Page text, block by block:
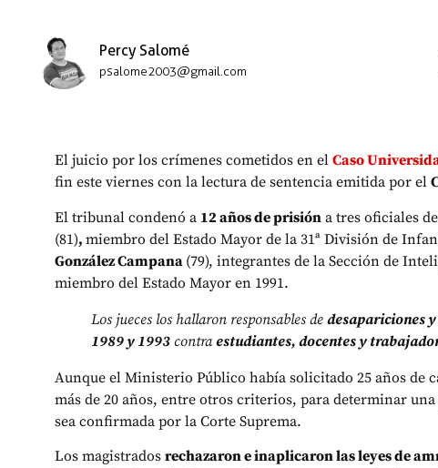
Percy Salomé
psalome2003@gmail.com
El juicio por los crímenes cometidos en el Caso
fin este viernes con la lectura de sentencia emitida por el
El tribunal condenó a 12 años de prisión a tres oficiales
(81), miembro del Estado Mayor de la 31ª División de
González Campana (79), integrantes de la Sección de
miembro del Estado Mayor en 1991.
Los jueces los hallaron responsables de desapariciones
1989 y 1993 contraestudiantes, docentes y
Aunque el Ministerio Público había solicitado 25 años
más de 20 años, entre otros criterios, para determinar
sea confirmada por la Corte Suprema.
Los magistrados rechazaron e inaplicaron las leyes de